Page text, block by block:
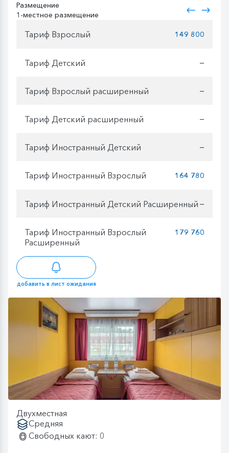
Размещение
1-местное размещение
Тариф Взрослый 149 800
Тариф Детский —
Тариф Взрослый расширенный —
Тариф Детский расширенный —
Тариф Иностранный Детский —
Тариф Иностранный Взрослый 164 780
Тариф Иностранный Детский Расширенный —
Тариф Иностранный Взрослый
Расширенный
179 760
добавить в лист ожидания
Двухместная
Средняя
Свободных кают: 0